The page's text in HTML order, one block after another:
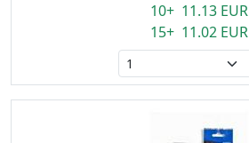
10+ 11.13 EUR
15+ 11.02 EUR